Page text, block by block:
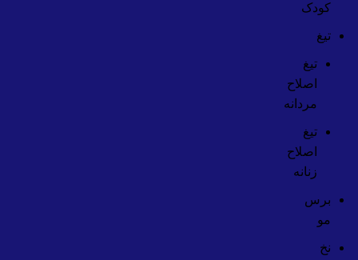
کودک
تیغ
تیغ
اصلاح
مردانه
تیغ
اصلاح
زنانه
برس
مو
نخ